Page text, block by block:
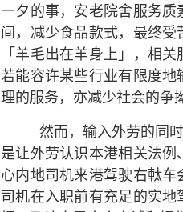
一夕的事，安老院舍服务
间，减少食品款式，最终
「羊毛出在羊身上」，相
若能容许某些行业有限度
理的服务，亦减少社会的争
然而，输入外劳的同
是让外劳认识本港相关法
心内地司机来港驾驶右軚车
司机在入职前有充足的实